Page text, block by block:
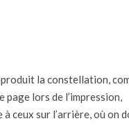
la constellation,
page lors de l’impression,
ceux sur l’arrière, où on